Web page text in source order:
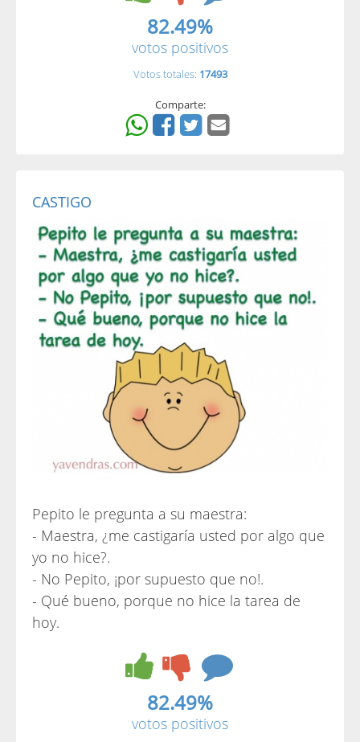
82.49%
votos positivos
Votos totales: 17493
Comparte:
CASTIGO
Pepito le pregunta a su maestra:
- Maestra, ¿me castigaría usted por algo que
yo no hice?.
- No Pepito, ¡por supuesto que no!.
- Qué bueno, porque no hice la tarea de
hoy.
82.49%
votos positivos